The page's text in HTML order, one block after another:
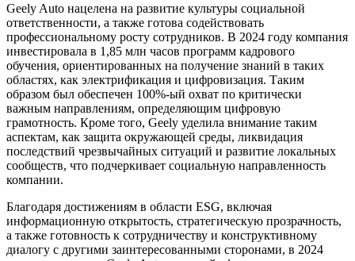
Geely Auto нацелена на развитие культуры социальной
ответственности, а также готова содействовать
профессиональному росту сотрудников. В 2024 году компания
инвестировала в 1,85 млн часов программ кадрового
обучения, ориентированных на получение знаний в таких
областях, как электрификация и цифровизация. Таким
образом был обеспечен 100%-ый охват по критически
важным направлениям, определяющим цифровую
грамотность. Кроме того, Geely уделила внимание таким
аспектам, как защита окружающей среды, ликвидация
последствий чрезвычайных ситуаций и развитие локальных
сообществ, что подчеркивает социальную направленность
компании.
Благодаря достижениям в области ESG, включая
информационную открытость, стратегическую прозрачность,
а также готовность к сотрудничеству и конструктивному
диалогу с другими заинтересованными сторонами, в 2024